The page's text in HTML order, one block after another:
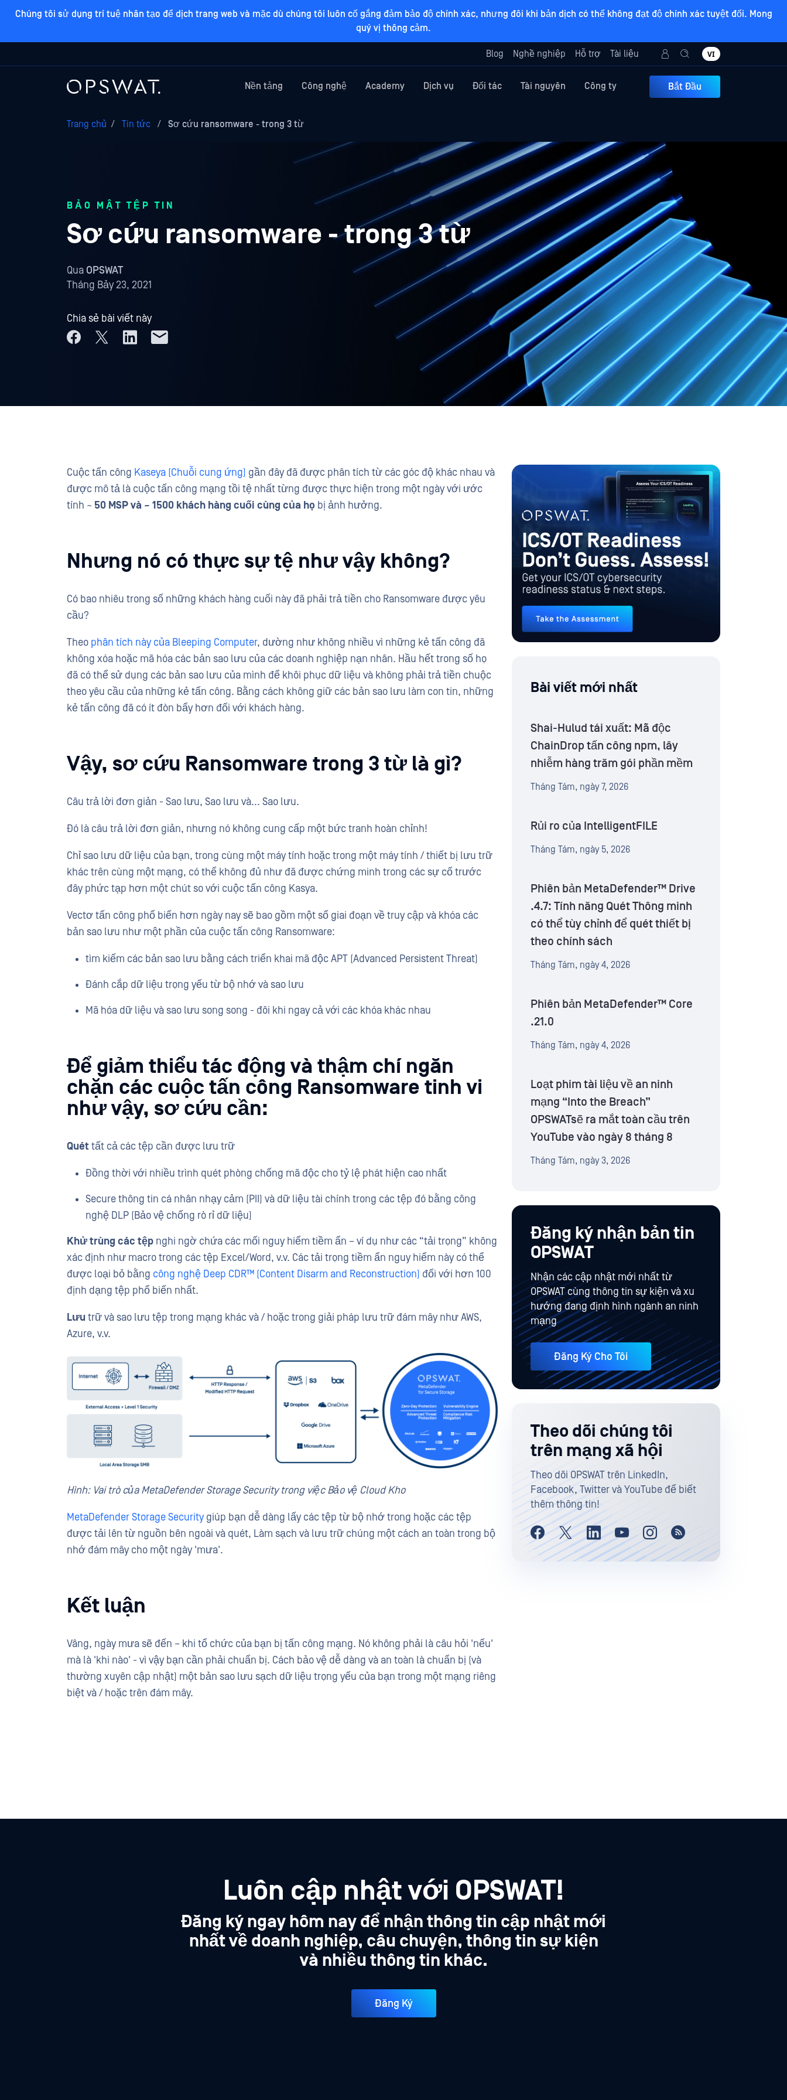
Chúng tôi sử dụng trí tuệ nhân tạo để dịch trang web và mặc dù chúng tôi luôn cố gắng đảm bảo độ chính xác, nhưng đôi khi bản dịch có thể không đạt độ chính xác tuyệt đối. Mong
quý vị thông cảm.
Blog Nghề nghiệp Hỗ trợ Tài liệu VI
Nền tảng Công nghệ Academy Dịch vụ Đối tác Tài nguyên Công ty Bắt Đầu
Trang chủ / Tin tức / Sơ cứu ransomware - trong 3 từ
BẢO MẬT TỆP TIN
Sơ cứu ransomware - trong 3 từ
Qua OPSWAT
Tháng Bảy 23, 2021
Chia sẻ bài viết này
Cuộc tấn công Kaseya (Chuỗi cung ứng) gần đây đã được phân tích từ các góc độ khác nhau và
được mô tả là cuộc tấn công mạng tồi tệ nhất từng được thực hiện trong một ngày với ước
tính ~ 50 MSP và ~ 1500 khách hàng cuối cùng của họ bị ảnh hưởng.
Nhưng nó có thực sự tệ như vậy không?
Có bao nhiêu trong số những khách hàng cuối này đã phải trả tiền cho Ransomware được yêu
cầu?
Theo phân tích này của Bleeping Computer, dường như không nhiều vì những kẻ tấn công đã
không xóa hoặc mã hóa các bản sao lưu của các doanh nghiệp nạn nhân. Hầu hết trong số họ
đã có thể sử dụng các bản sao lưu của mình để khôi phục dữ liệu và không phải trả tiền chuộc
theo yêu cầu của những kẻ tấn công. Bằng cách không giữ các bản sao lưu làm con tin, những
kẻ tấn công đã có ít đòn bẩy hơn đối với khách hàng.
Vậy, sơ cứu Ransomware trong 3 từ là gì?
Câu trả lời đơn giản - Sao lưu, Sao lưu và... Sao lưu.
Đó là câu trả lời đơn giản, nhưng nó không cung cấp một bức tranh hoàn chỉnh!
Chỉ sao lưu dữ liệu của bạn, trong cùng một máy tính hoặc trong một máy tính / thiết bị lưu trữ
khác trên cùng một mạng, có thể không đủ như đã được chứng minh trong các sự cố trước
đây phức tạp hơn một chút so với cuộc tấn công Kasya.
Vectơ tấn công phổ biến hơn ngày nay sẽ bao gồm một số giai đoạn về truy cập và khóa các
bản sao lưu như một phần của cuộc tấn công Ransomware:
tìm kiếm các bản sao lưu bằng cách triển khai mã độc APT (Advanced Persistent Threat)
Đánh cắp dữ liệu trọng yếu từ bộ nhớ và sao lưu
Mã hóa dữ liệu và sao lưu song song - đôi khi ngay cả với các khóa khác nhau
Để giảm thiểu tác động và thậm chí ngăn
chặn các cuộc tấn công Ransomware tinh vi
như vậy, sơ cứu cần:
Quéttất cả các tệp cần được lưu trữ
Đồng thời với nhiều trình quét phòng chống mã độc cho tỷ lệ phát hiện cao nhất
Secure thông tin cá nhân nhạy cảm (PII) và dữ liệu tài chính trong các tệp đó bằng công
nghệ DLP (Bảo vệ chống rò rỉ dữ liệu)
Khử trùng các tệp nghi ngờ chứa các mối nguy hiểm tiềm ẩn – ví dụ như các “tải trọng” không
xác định như macro trong các tệp Excel/Word, v.v. Các tải trọng tiềm ẩn nguy hiểm này có thể
được loại bỏ bằng công nghệ Deep CDR™ (Content Disarm and Reconstruction) đối với hơn 100
định dạng tệp phổ biến nhất.
Lưutrữ và sao lưu tệp trong mạng khác và / hoặc trong giải pháp lưu trữ đám mây như AWS,
Azure, v.v.
Hình:Vai trò của MetaDefender Storage Security trong việc Bảo vệ Cloud Kho
MetaDefender Storage Securitygiúp bạn dễ dàng lấy các tệp từ bộ nhớ trong hoặc các tệp
được tải lên từ nguồn bên ngoài và quét, Làm sạch và lưu trữ chúng một cách an toàn trong bộ
nhớ đám mây cho một ngày 'mưa'.
Kết luận
Vâng, ngày mưa sẽ đến – khi tổ chức của bạn bị tấn công mạng. Nó không phải là câu hỏi 'nếu'
mà là 'khi nào' - vì vậy bạn cần phải chuẩn bị. Cách bảo vệ dễ dàng và an toàn là chuẩn bị (và
thường xuyên cập nhật) một bản sao lưu sạch dữ liệu trọng yếu của bạn trong một mạng riêng
biệt và / hoặc trên đám mây.
Bài viết mới nhất
Shai-Hulud tái xuất: Mã độc
ChainDrop tấn công npm, lây
nhiễm hàng trăm gói phần mềm
Tháng Tám, ngày 7, 2026
Rủi ro của IntelligentFILE
Tháng Tám, ngày 5, 2026
Phiên bản MetaDefender™ Drive
.4.7: Tính năng Quét Thông minh
có thể tùy chỉnh để quét thiết bị
theo chính sách
Tháng Tám, ngày 4, 2026
Phiên bản MetaDefender™ Core
.21.0
Tháng Tám, ngày 4, 2026
Loạt phim tài liệu về an ninh
mạng “Into the Breach”
OPSWATsẽ ra mắt toàn cầu trên
YouTube vào ngày 8 tháng 8
Tháng Tám, ngày 3, 2026
Đăng ký nhận bản tin
OPSWAT
Nhận các cập nhật mới nhất từ
OPSWAT cùng thông tin sự kiện và xu
hướng đang định hình ngành an ninh
mạng
Đăng Ký Cho Tôi
Theo dõi chúng tôi
trên mạng xã hội
Theo dõi OPSWAT trên LinkedIn,
Facebook, Twitter và YouTube để biết
thêm thông tin!
Luôn cập nhật với OPSWAT!
Đăng ký ngay hôm nay để nhận thông tin cập nhật mới
nhất về doanh nghiệp, câu chuyện, thông tin sự kiện
và nhiều thông tin khác.
Đăng Ký